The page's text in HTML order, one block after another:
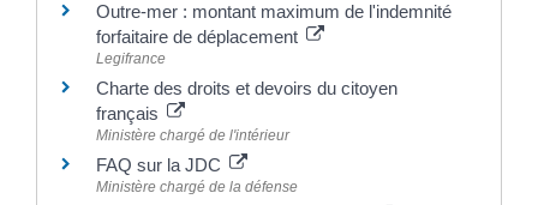
Outre-mer : montant maximum de l'indemnité
forfaitaire de déplacement
Legifrance
Charte des droits et devoirs du citoyen
français
Ministère chargé de l'intérieur
FAQ sur la JDC
Ministère chargé de la défense